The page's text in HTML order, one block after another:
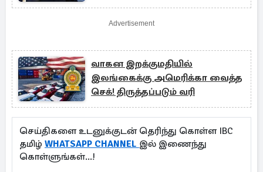
Advertisement
வாகன இறக்குமதியில்
இலங்கைக்கு அமெரிக்கா வைத்த
செக்! திருத்தப்படும் வரி
செய்திகளை உடனுக்குடன் தெரிந்து கொள்ள IBC
தமிழ் WHATSAPP CHANNEL இல் இணைந்து
கொள்ளுங்கள்...!